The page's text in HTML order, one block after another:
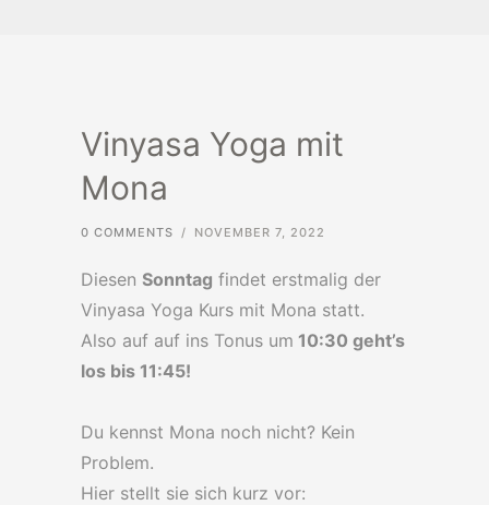
Vinyasa Yoga mit
Mona
0 COMMENTS / NOVEMBER 7, 2022
Diesen Sonntag findet erstmalig der
Vinyasa Yoga Kurs mit Mona statt.
Also auf auf ins Tonus um 10:30 geht’s
los bis 11:45!
Du kennst Mona noch nicht? Kein
Problem.
Hier stellt sie sich kurz vor: